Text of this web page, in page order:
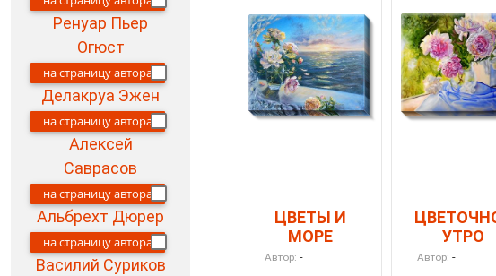
Ренуар Пьер
Огюст
на страницу автора
Делакруа Эжен
на страницу автора
Алексей
Саврасов
на страницу автора
Альбрехт Дюрер
на страницу автора
Василий Суриков
ЦВЕТЫ И
МОРЕ
Автор: -
УТРО
Автор: -